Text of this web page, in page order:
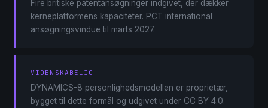
Fire britiske patentansøgninger indgivet, der dækker
kerneplatformens kapaciteter. PCT international
ansøgningsvindue til marts 2027.
VIDENSKABELIG
DYNAMICS-8 personlighedsmodellen er proprietær,
bygget til dette formål og udgivet under CC BY 4.0.